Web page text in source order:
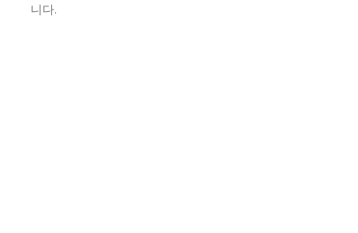
니다.